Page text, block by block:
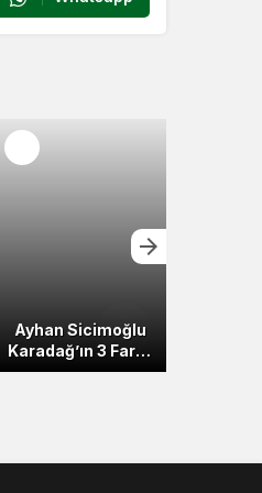
Ayhan Sicimoğlu
Karadağ’ın 3 Farklı
Şehrini Keşfe